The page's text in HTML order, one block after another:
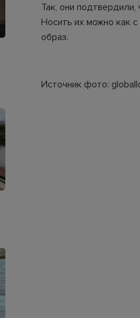
Так, они
Носить их можно как
образ.
Источник фото: